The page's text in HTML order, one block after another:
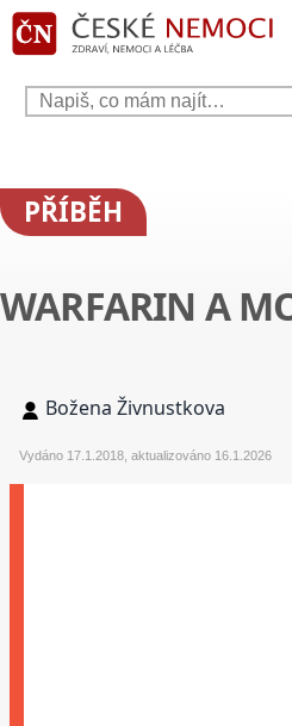
PŘÍBĚH
WARFARIN A
Božena Živnustkova
Vydáno 17.1.2018, aktualizováno 16.1.2026